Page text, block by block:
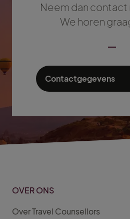
Neem dan contact
We horen
Contactgegevens
OVER ONS
Over Travel Counsellors